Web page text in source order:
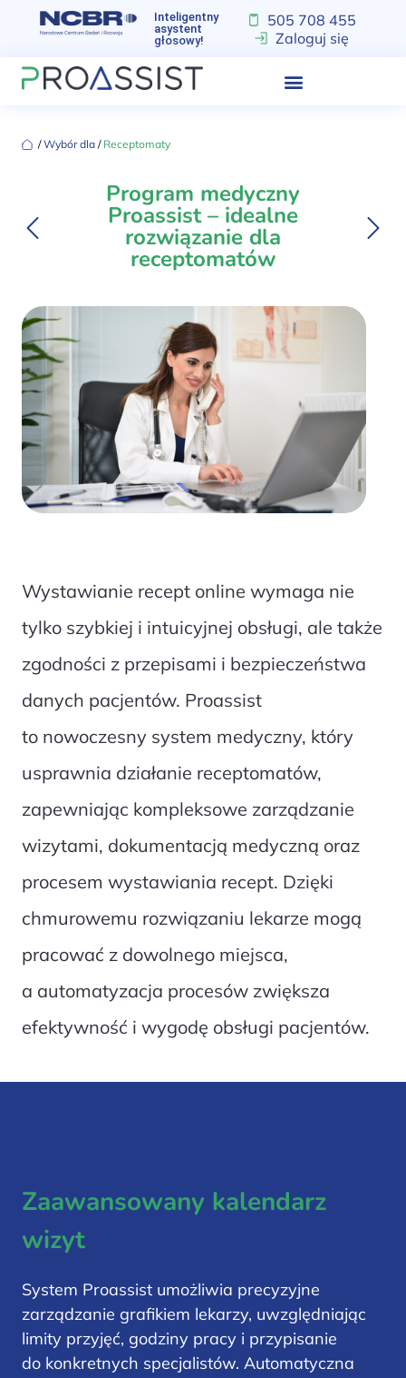
Inteligentny
asystent
głosowy!
505 708 455
Zaloguj się
‏‏‎ ‎/‏‏‎ ‎Wybór dla ‏‏‎ ‎/‏‏‎ ‎ Receptomaty
Program medyczny
Proassist – idealne
rozwiązanie dla
receptomatów
Wystawianie recept online wymaga nie
tylko szybkiej i intuicyjnej obsługi, ale także
zgodności z przepisami i bezpieczeństwa
danych pacjentów. Proassist
to nowoczesny system medyczny, który
usprawnia działanie receptomatów,
zapewniając kompleksowe zarządzanie
wizytami, dokumentacją medyczną oraz
procesem wystawiania recept. Dzięki
chmurowemu rozwiązaniu lekarze mogą
pracować z dowolnego miejsca,
a automatyzacja procesów zwiększa
efektywność i wygodę obsługi pacjentów.
Zaawansowany kalendarz
wizyt
System Proassist umożliwia precyzyjne
zarządzanie grafikiem lekarzy, uwzględniając
limity przyjęć, godziny pracy i przypisanie
do konkretnych specjalistów. Automatyczna